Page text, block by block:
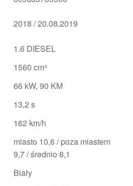
2018 / 20.08.2019
1.6 DIESEL
1560 cm³
66 kW, 90 KM
13,2 s
162 km/h
miasto 10,6 / poza miastem
9,7 / średnio 8,1
Biały